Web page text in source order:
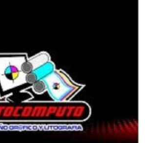
Garcés
Camilo Miranda